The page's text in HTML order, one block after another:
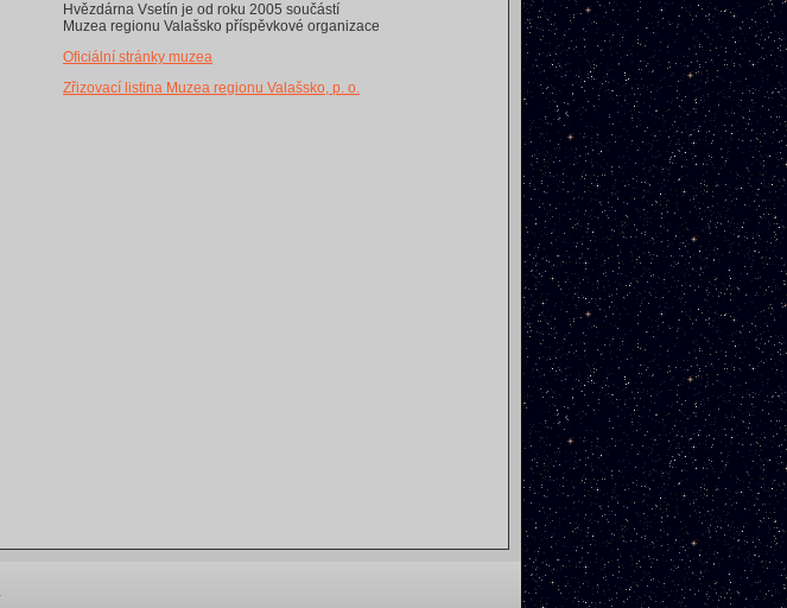
Hvězdárna Vsetín je od roku 2005 součástí
Muzea regionu Valašsko příspěvkové organizace
Oficiální stránky muzea
Zřizovací listina Muzea regionu Valašsko, p. o.